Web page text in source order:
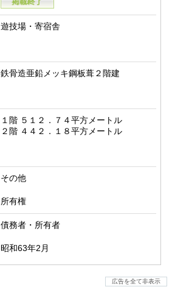
遊技場・寄宿舎
鉄骨造亜鉛メッキ鋼板葺２階建
１階 ５１２．７４平方メートル
２階 ４４２．１８平方メートル
その他
所有権
債務者・所有者
昭和63年2月
広告を全て非表示